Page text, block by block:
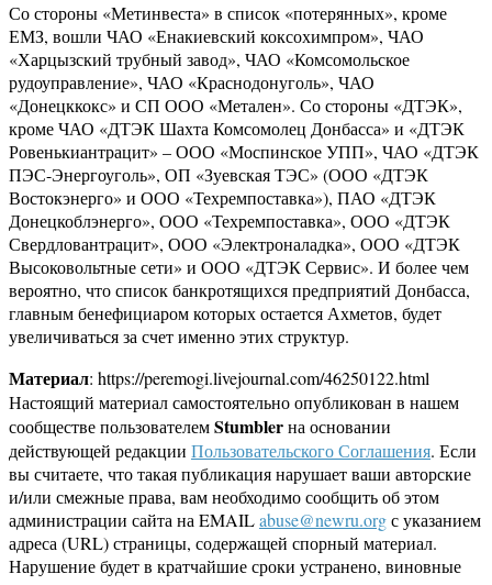
Со стороны «Метинвеста» в список «потерянных», кроме
ЕМЗ, вошли ЧАО «Енакиевский коксохимпром», ЧАО
«Харцызский трубный завод», ЧАО «Комсомольское
рудоуправление», ЧАО «Краснодонуголь», ЧАО
«Донецккокс» и СП ООО «Метален». Со стороны «ДТЭК»,
кроме ЧАО «ДТЭК Шахта Комсомолец Донбасса» и «ДТЭК
Ровенькиантрацит» – ООО «Моспинское УПП», ЧАО «ДТЭК
ПЭС-Энергоуголь», ОП «Зуевская ТЭС» (ООО «ДТЭК
Востокэнерго» и ООО «Техремпоставка»), ПАО «ДТЭК
Донецкоблэнерго», ООО «Техремпоставка», ООО «ДТЭК
Свердловантрацит», ООО «Электроналадка», ООО «ДТЭК
Высоковольтные сети» и ООО «ДТЭК Сервис». И более чем
вероятно, что список банкротящихся предприятий Донбасса,
главным бенефициаром которых остается Ахметов, будет
увеличиваться за счет именно этих структур.
Материал: https://peremogi.livejournal.com/46250122.html
Настоящий материал самостоятельно опубликован в нашем
сообществе пользователемStumblerна основании
действующей редакции Пользовательского Соглашения. Если
вы считаете, что такая публикация нарушает ваши авторские
и/или смежные права, вам необходимо сообщить об этом
администрации сайта на EMAILabuse@newru.orgс указанием
адреса (URL) страницы, содержащей спорный материал.
Нарушение будет в кратчайшие сроки устранено, виновные